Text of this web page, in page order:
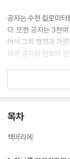
공자는 수천 킬로미
다. 또한 공자는 3천
어서 그의 행적과 가
에서 공자와 안회의
“선생님이 걸으시면
이 달리시면 저도 달
보는 것뿐입니다.”
죽여도 죽여도 더욱
목차
책머리에